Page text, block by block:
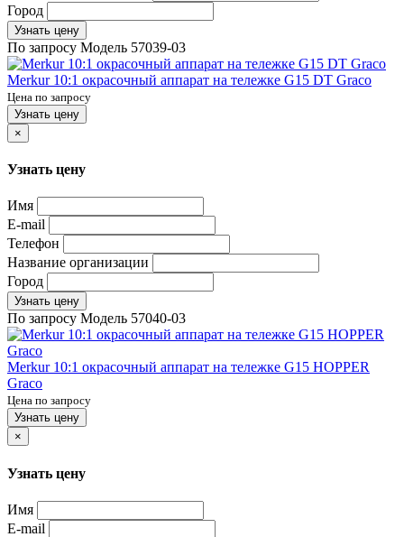
Город
Узнать цену
По запросу Модель 57039-03
Merkur 10:1 окрасочный аппарат на тележке G15 DT Graco
Цена по запросу
Узнать цену
×
Узнать цену
Имя
E-mail
Телефон
Название организации
Город
Узнать цену
По запросу Модель 57040-03
Merkur 10:1 окрасочный аппарат на тележке G15 HOPPER
Graco
Цена по запросу
Узнать цену
×
Узнать цену
Имя
E-mail